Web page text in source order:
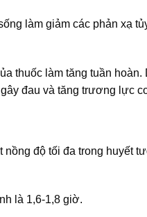
làm giảm các phản xạ
thuốc làm tăng tuần
đau và tăng trương lực
nồng độ tối đa trong huyết
là 1,6-1,8 giờ.